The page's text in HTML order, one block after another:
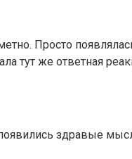
Просто
же ответная
здравые